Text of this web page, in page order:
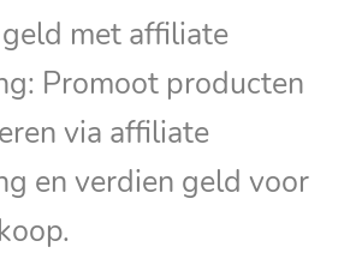
met affiliate
Promoot producten
via affiliate
en verdien geld voor